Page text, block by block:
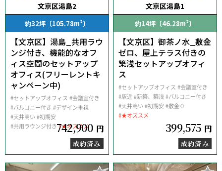
文京区湯島2
約32坪〔105.78m²〕
【文京区】湯島_共用ラウ
ンジ付き、機能的なオフ
ィス空間のセットアップ
オフィス(フリーレントキ
ャンペーン中)
#セットアップオフィス #会議室付き
#バルコニー付き #デザイン重視
#天井高い #初期安
#共用ラウンジ付き #★オススメ
742,900 円
成約済み
文京区湯島1
約14坪〔46.28m²〕
【文京区】御茶ノ水_敷金
ゼロ、屋上テラス付きの
築浅セットアップオフィ
ス
#セットアップオフィス #会議室付き
#駅近 #新築、築浅#バルコニー付き
#天井高い #初期安 #敷金０
#★オススメ
399,575 円
成約済み